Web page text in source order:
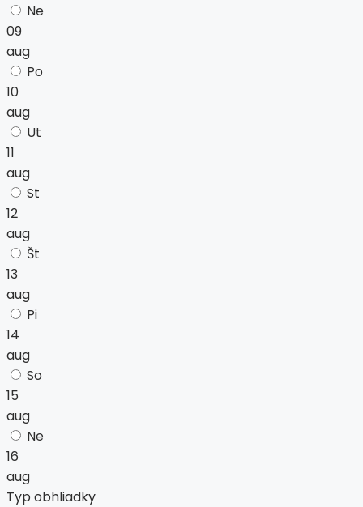
Ne
09
aug
Po
10
aug
Ut
11
aug
St
12
aug
Št
13
aug
Pi
14
aug
So
15
aug
Ne
16
aug
Typ obhliadky